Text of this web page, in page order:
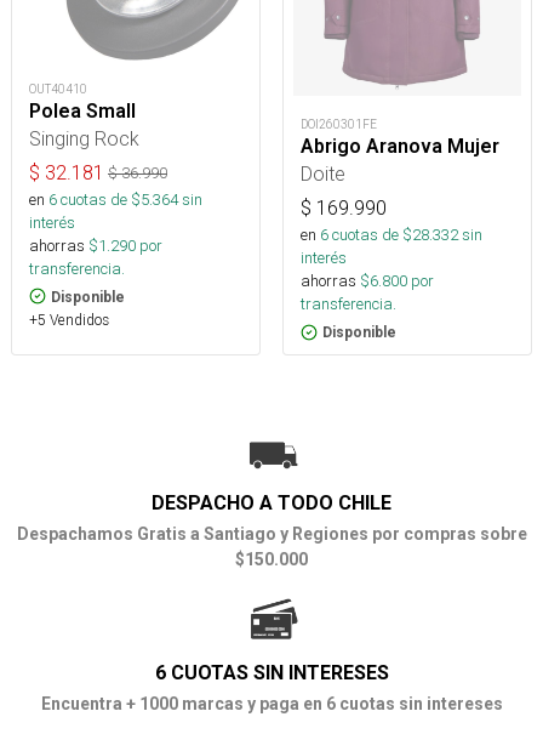
OUT40410
Polea Small
Singing Rock
$ 32.181 $36.990
en 6cuotas de $5.364sin
interés
ahorras $1.290 por
transferencia.
Disponible
+5 Vendidos
DOI260301FE
Abrigo Aranova Mujer
Doite
$ 169.990
en 6cuotas de $28.332sin
interés
ahorras $6.800 por
transferencia.
Disponible
DESPACHO A TODO CHILE
Despachamos Gratis a Santiago y Regiones por compras sobre
$150.000
6 CUOTAS SIN INTERESES
Encuentra + 1000 marcas y paga en 6 cuotas sin intereses